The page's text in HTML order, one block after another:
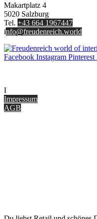
Makartplatz 4
5020 Salzburg
Tel. +43 664 1967447
info@freudenreich.world
Facebook Instagram Pinterest
I
Impressum
AGB